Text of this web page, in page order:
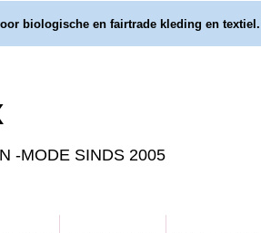
biologische en fairtrade kleding en
-MODE SINDS 2005